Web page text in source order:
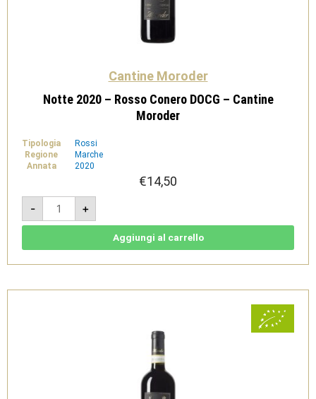
Cantine Moroder
Notte 2020 – Rosso Conero DOCG – Cantine
Moroder
Tipologia
Rossi
Regione
Marche
Annata
2020
€14,50
-
Notte
2020
-
Rosso
Cantine
+
Aggiungi al carrello